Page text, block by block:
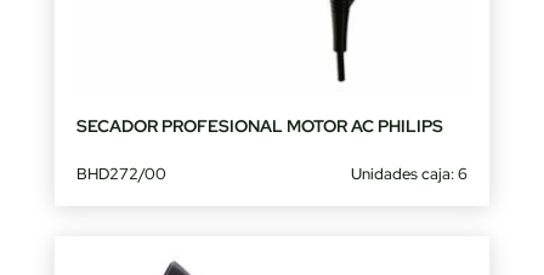
SECADOR PROFESIONAL MOTOR AC PHILIPS
BHD272/00 Unidades caja: 6